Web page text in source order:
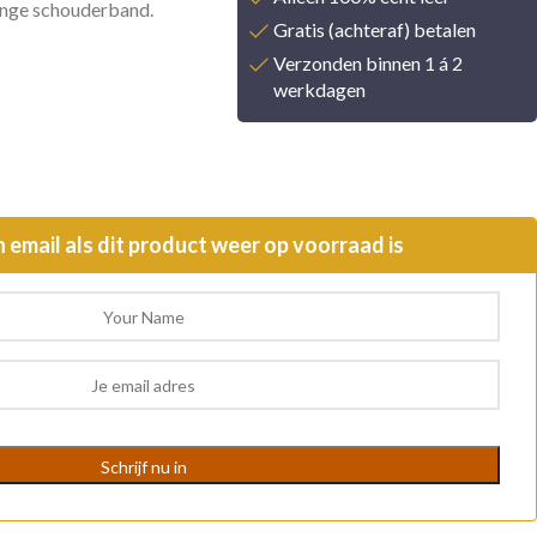
schouderband.
Gratis (achteraf) betalen
Verzonden binnen 1 á 2
werkdagen
email als dit product weer op voorraad is